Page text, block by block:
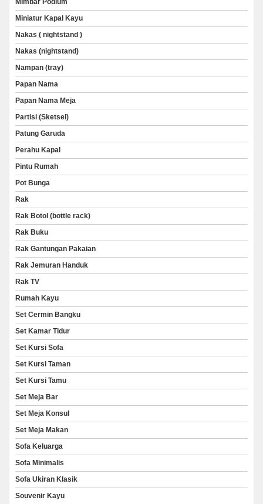
Mimbar Podium
Miniatur Kapal Kayu
Nakas ( nightstand )
Nakas (nightstand)
Nampan (tray)
Papan Nama
Papan Nama Meja
Partisi (Sketsel)
Patung Garuda
Perahu Kapal
Pintu Rumah
Pot Bunga
Rak
Rak Botol (bottle rack)
Rak Buku
Rak Gantungan Pakaian
Rak Jemuran Handuk
Rak TV
Rumah Kayu
Set Cermin Bangku
Set Kamar Tidur
Set Kursi Sofa
Set Kursi Taman
Set Kursi Tamu
Set Meja Bar
Set Meja Konsul
Set Meja Makan
Sofa Keluarga
Sofa Minimalis
Sofa Ukiran Klasik
Souvenir Kayu